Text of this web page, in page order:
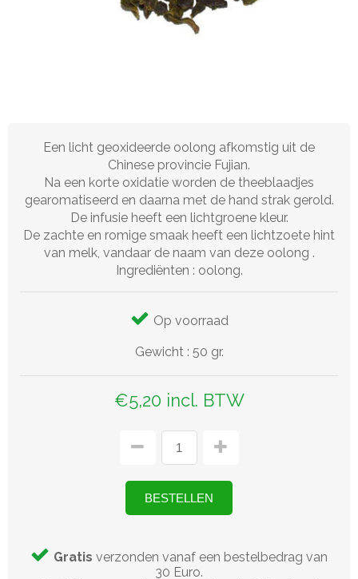
Een licht geoxideerde oolong afkomstig uit de
Chinese provincie Fujian.
Na een korte oxidatie worden de theeblaadjes
gearomatiseerd en daarna met de hand strak gerold.
De infusie heeft een lichtgroene kleur.
De zachte en romige smaak heeft een lichtzoete hint
van melk, vandaar de naam van deze oolong .
Ingrediënten : oolong.
Op voorraad
Gewicht : 50 gr.
€5,20 incl. BTW
Gratis verzonden vanaf een bestelbedrag van
30 Euro.